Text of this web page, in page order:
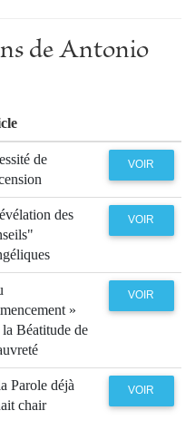
de Antonio
de
VOIR
des
VOIR
»
la Béatitude de
VOIR
Parole déjà
chair
VOIR